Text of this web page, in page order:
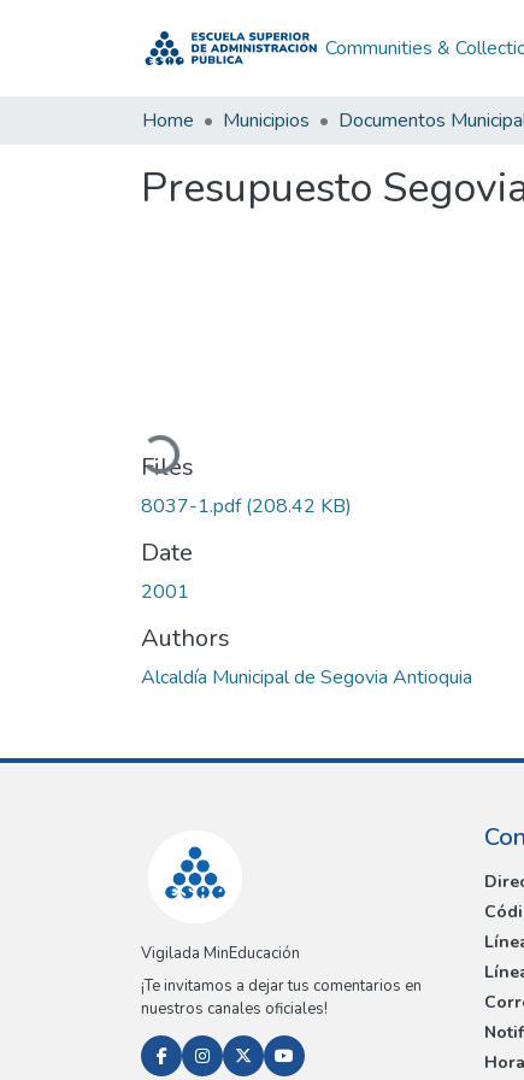
Communities &
Home Municipios Documentos
Presupuesto
Loading...
Files
8037-1.pdf(208.42 KB)
Date
2001
Authors
Alcaldía Municipal de Segovia Antioquia
Vigilada MinEducación
¡Te invitamos a dejar tus comentarios en
nuestros canales oficiales!